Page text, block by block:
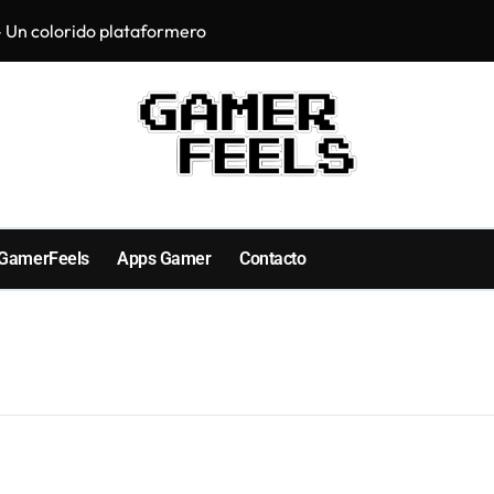
Un colorido plataformero Primeras
Apps Gamer Contacto